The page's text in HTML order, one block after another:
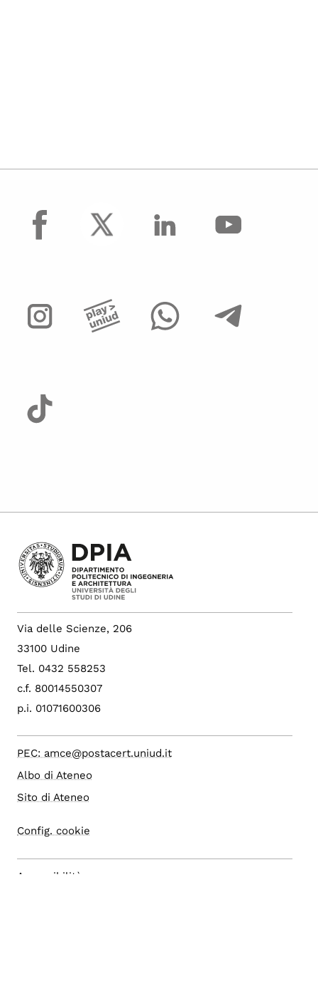
facebook
Via delle Scienze, 206
33100 Udine
Tel. 0432 558253
c.f. 80014550307
p.i. 01071600306
PEC: amce@postacert.uniud.it
Albo di Ateneo
Sito di Ateneo
Config. cookie
Accessibilità